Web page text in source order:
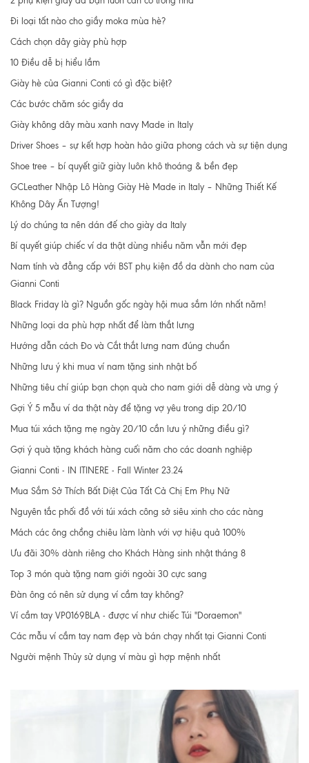
Đi loại tất nào cho giầy moka mùa hè?
Cách chọn dây giày phù hợp
10 Điều dễ bị hiểu lầm
Giày hè của Gianni Conti có gì đặc biệt?
Các bước chăm sóc giầy da
Giày không dây màu xanh navy Made in Italy
Driver Shoes – sự kết hợp hoàn hảo giữa phong cách và sự tiện dụng
Shoe tree – bí quyết giữ giày luôn khô thoáng & bền đẹp
GCLeather Nhập Lô Hàng Giày Hè Made in Italy – Những Thiết Kế
Không Dây Ấn Tượng!
Lý do chúng ta nên dán đế cho giày da Italy
Bí quyết giúp chiếc ví da thật dùng nhiều năm vẫn mới đẹp
Nam tính và đẳng cấp với BST phụ kiện đồ da dành cho nam của
Gianni Conti
Black Friday là gì? Nguồn gốc ngày hội mua sắm lớn nhất năm!
Những loại da phù hợp nhất để làm thắt lưng
Hướng dẫn cách Đo và Cắt thắt lưng nam đúng chuẩn
Những lưu ý khi mua ví nam tặng sinh nhật bố
Những tiêu chí giúp bạn chọn quà cho nam giới dễ dàng và ưng ý
Gợi Ý 5 mẫu ví da thật này để tặng vợ yêu trong dịp 20/10
Mua túi xách tặng mẹ ngày 20/10 cần lưu ý những điều gì?
Gợi ý quà tặng khách hàng cuối năm cho các doanh nghiệp
Gianni Conti - IN ITINERE - Fall Winter 23.24
Mua Sắm Sở Thích Bất Diệt Của Tất Cả Chị Em Phụ Nữ
Nguyên tắc phối đồ với túi xách công sở siêu xinh cho các nàng
Mách các ông chồng chiêu làm lành với vợ hiệu quả 100%
Ưu đãi 30% dành riêng cho Khách Hàng sinh nhật tháng 8
Top 3 món quà tặng nam giới ngoài 30 cực sang
Đàn ông có nên sử dụng ví cầm tay không?
Ví cầm tay VP0169BLA - được ví như chiếc Túi "Doraemon"
Các mẫu ví cầm tay nam đẹp và bán chạy nhất tại Gianni Conti
Người mệnh Thủy sử dụng ví màu gì hợp mệnh nhất